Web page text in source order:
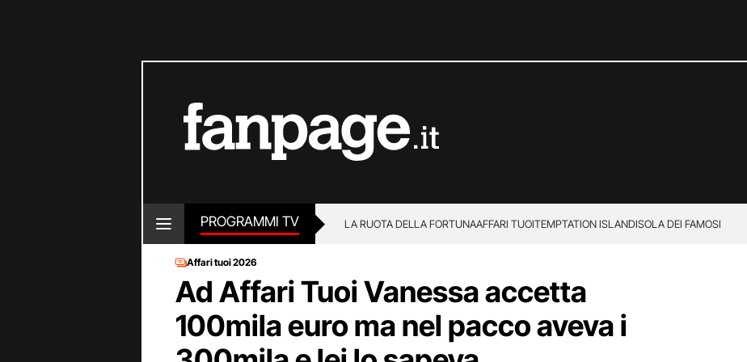
PROGRAMMI TV LA RUOTA DELLA FORTUNAAFFARI TUOITEMPTATION ISLANDISOLA DEI FAMOSI
Affari tuoi 2026
Ad Affari Tuoi Vanessa accetta
100mila euro ma nel pacco aveva i